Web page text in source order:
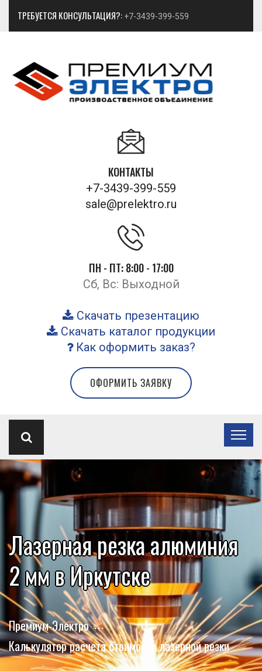
ТРЕБУЕТСЯ КОНСУЛЬТАЦИЯ?: +7-3439-399-559
КОНТАКТЫ
+7-3439-399-559
sale@prelektro.ru
ПН - ПТ: 8:00 - 17:00
Сб, Вс: Выходной
Скачать презентацию
Скачать каталог продукции
Как оформить заказ?
ОФОРМИТЬ ЗАЯВКУ
Лазерная резка алюминия
2 мм в Иркутске
Премиум-Электро
Калькулятор расчета стоимости лазерной резки